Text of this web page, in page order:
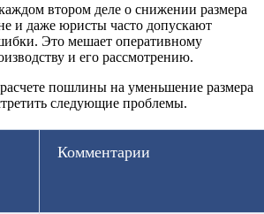
втором деле о снижении размера
и даже юристы часто допускают
Это мешает оперативному
и его рассмотрению.
пошлины на уменьшение размера
следующие проблемы.
Комментарии